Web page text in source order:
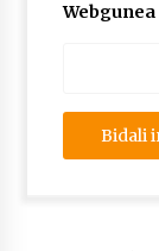
Webgunea